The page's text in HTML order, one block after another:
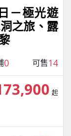
－極光遊
之旅、露
0 可售14
起